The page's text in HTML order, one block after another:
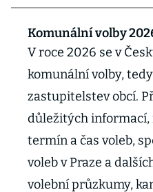
Komunální volby
V roce 2026 se v
komunální volby,
zastupitelstev obcí.
důležitých
termín a čas voleb,
voleb v Praze a
volební průzkumy,